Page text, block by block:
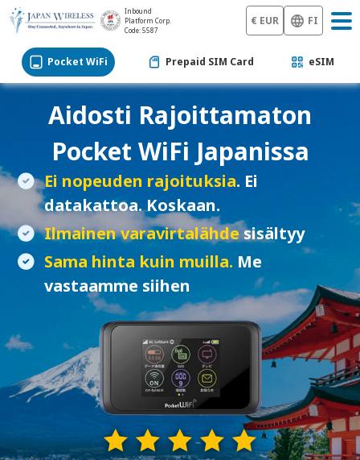
Inbound
Platform Corp.
Code: 5587
€ EUR FI
Pocket WiFi Prepaid SIM Card eSIM
Aidosti Rajoittamaton
Pocket WiFi Japanissa
Ei nopeuden rajoituksia. Ei
datakattoa. Koskaan.
Ilmainen varavirtalähdesisältyy
Sama hinta kuin muilla. Me
vastaamme siihen